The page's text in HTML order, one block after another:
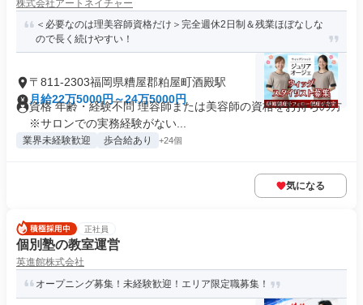
株式会社アートネイチャー
＜必要なのは理美容師資格だけ＞完全週休2日制＆残業ほぼなしな
ので長く続けやすい！
〒811-2303福岡県糟屋郡粕屋町酒殿駅
月給22万5000円～24万5000円
資格 年齢・経験不問 理容師または美容師の資格をお持ちの方
※サロンでの実務経験がない...
業界未経験歓迎 歩合給あり +24個
気になる
正社員
個別塾の教室運営
英進館株式会社
オープニング募集！未経験歓迎！エリア限定職募集！